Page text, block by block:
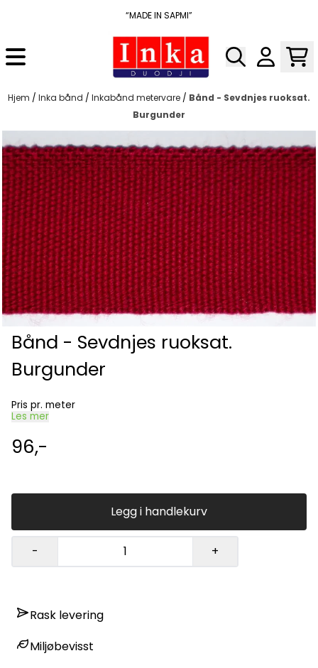
“MADE IN SAPMI”
Hjem / Inka bånd / Inkabånd metervare / Bånd - Sevdnjes ruoksat.
Burgunder
Bånd - Sevdnjes ruoksat.
Burgunder
Pris pr. meter
Les mer
96,-
Legg i handlekurv
- +
Rask levering
Miljøbevisst